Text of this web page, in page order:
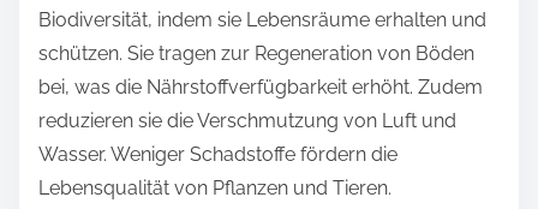
Biodiversität, indem sie Lebensräume erhalten und
schützen. Sie tragen zur Regeneration von Böden
bei, was die Nährstoffverfügbarkeit erhöht. Zudem
reduzieren sie die Verschmutzung von Luft und
Wasser. Weniger Schadstoffe fördern die
Lebensqualität von Pflanzen und Tieren.